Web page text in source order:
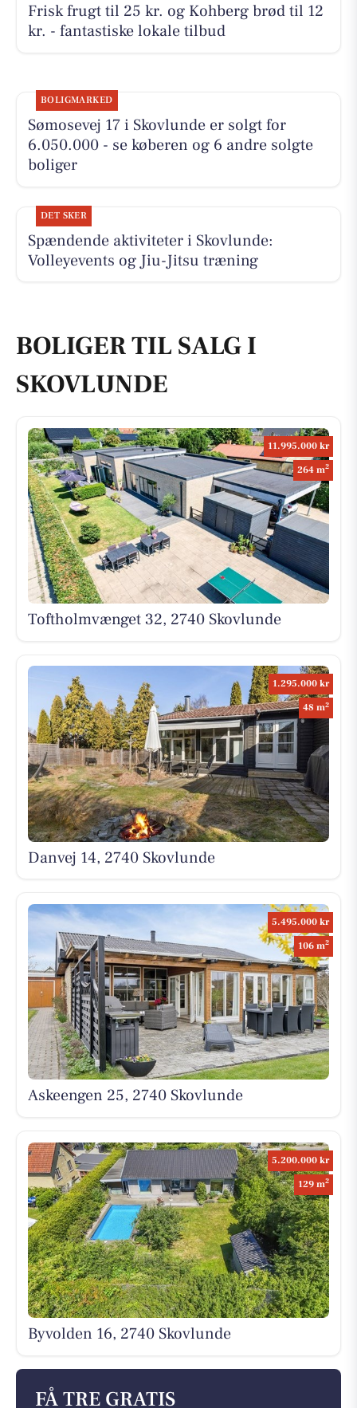
Frisk frugt til 25 kr. og Kohberg brød til 12
kr. - fantastiske lokale tilbud
BOLIGMARKED
Sømosevej 17 i Skovlunde er solgt for
6.050.000 - se køberen og 6 andre solgte
boliger
DET SKER
Spændende aktiviteter i Skovlunde:
Volleyevents og Jiu-Jitsu træning
BOLIGER TIL SALG I
SKOVLUNDE
11.995.000 kr
264 m2
Toftholmvænget 32, 2740 Skovlunde
1.295.000 kr
48 m2
Danvej 14, 2740 Skovlunde
5.495.000 kr
106 m2
Askeengen 25, 2740 Skovlunde
5.200.000 kr
129 m2
Byvolden 16, 2740 Skovlunde
FÅ TRE GRATIS